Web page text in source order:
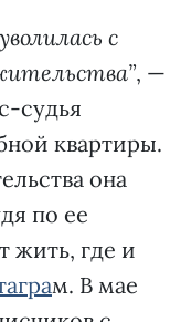
с
, —
судья
квартиры.
она
по ее
жить, где и
м. В мае